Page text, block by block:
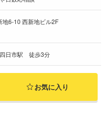
地6-10 西新地ビル2F
日市駅 徒歩3分
お気に入り